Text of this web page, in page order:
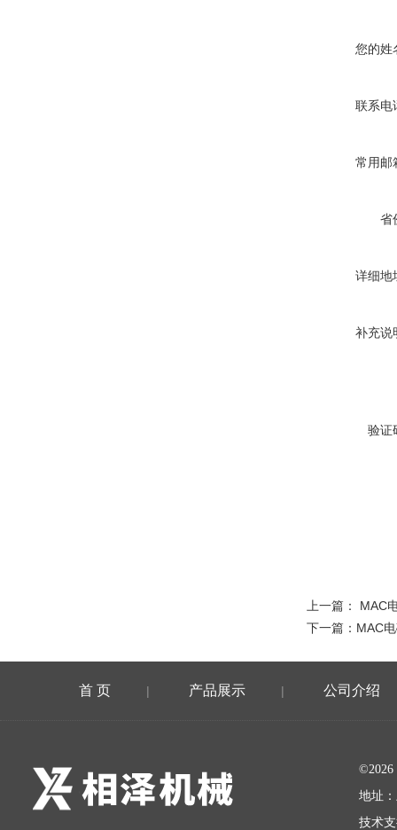
您的姓
联系电
常用邮
省
详细地
补充说
验证
上一篇： MAC
下一篇： MAC
首 页 | 产品展示 | 公司介绍
地址
技术